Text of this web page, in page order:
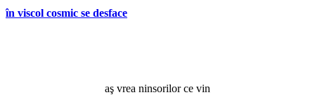
în viscol cosmic se desface
aş vrea ninsorilor ce vin